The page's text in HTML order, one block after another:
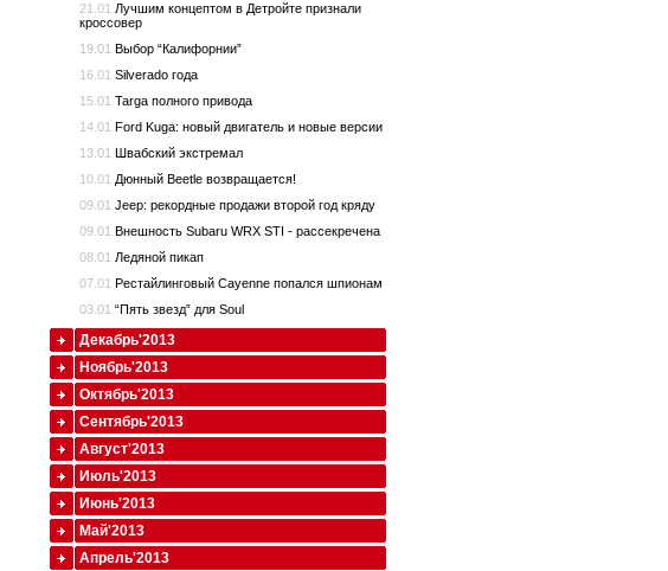
21.01 Лучшим концептом в Детройте признали
кроссовер
19.01 Выбор “Калифорнии”
16.01 Silverado года
15.01 Targa полного привода
14.01 Ford Kuga: новый двигатель и новые версии
13.01 Швабский экстремал
10.01 Дюнный Beetle возвращается!
09.01 Jeep: рекордные продажи второй год кряду
09.01 Внешность Subaru WRX STI - рассекречена
08.01 Ледяной пикап
07.01 Рестайлинговый Cayenne попался шпионам
03.01 “Пять звезд” для Soul
Декабрь'2013
Ноябрь'2013
Октябрь'2013
Сентябрь'2013
Август'2013
Июль'2013
Июнь'2013
Май'2013
Апрель'2013